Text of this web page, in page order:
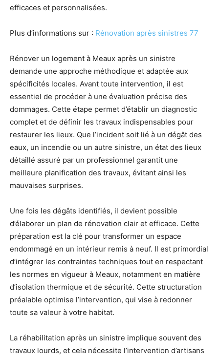
efficaces et personnalisées.
Plus d’informations sur : Rénovation après sinistres 77
Rénover un logement à Meaux après un sinistre
demande une approche méthodique et adaptée aux
spécificités locales. Avant toute intervention, il est
essentiel de procéder à une évaluation précise des
dommages. Cette étape permet d’établir un diagnostic
complet et de définir les travaux indispensables pour
restaurer les lieux. Que l’incident soit lié à un dégât des
eaux, un incendie ou un autre sinistre, un état des lieux
détaillé assuré par un professionnel garantit une
meilleure planification des travaux, évitant ainsi les
mauvaises surprises.
Une fois les dégâts identifiés, il devient possible
d’élaborer un plan de rénovation clair et efficace. Cette
préparation est la clé pour transformer un espace
endommagé en un intérieur remis à neuf. Il est primordial
d’intégrer les contraintes techniques tout en respectant
les normes en vigueur à Meaux, notamment en matière
d’isolation thermique et de sécurité. Cette structuration
préalable optimise l’intervention, qui vise à redonner
toute sa valeur à votre habitat.
La réhabilitation après un sinistre implique souvent des
travaux lourds, et cela nécessite l’intervention d’artisans